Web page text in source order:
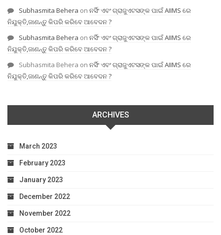
Subhasmita Behera on ନର୍ସିଂ ଏବଂ ଗ୍ରାଜୁଏଟସଙ୍କ ପାଇଁ AIIMS ରେ
ନିଯୁକ୍ତି,ଜାଣନ୍ତୁ କିପରି କରିବେ ଆବେଦନ ?
Subhasmita Behera on ନର୍ସିଂ ଏବଂ ଗ୍ରାଜୁଏଟସଙ୍କ ପାଇଁ AIIMS ରେ
ନିଯୁକ୍ତି,ଜାଣନ୍ତୁ କିପରି କରିବେ ଆବେଦନ ?
Subhasmita Behera on ନର୍ସିଂ ଏବଂ ଗ୍ରାଜୁଏଟସଙ୍କ ପାଇଁ AIIMS ରେ
ନିଯୁକ୍ତି,ଜାଣନ୍ତୁ କିପରି କରିବେ ଆବେଦନ ?
ARCHIVES
March 2023
February 2023
January 2023
December 2022
November 2022
October 2022